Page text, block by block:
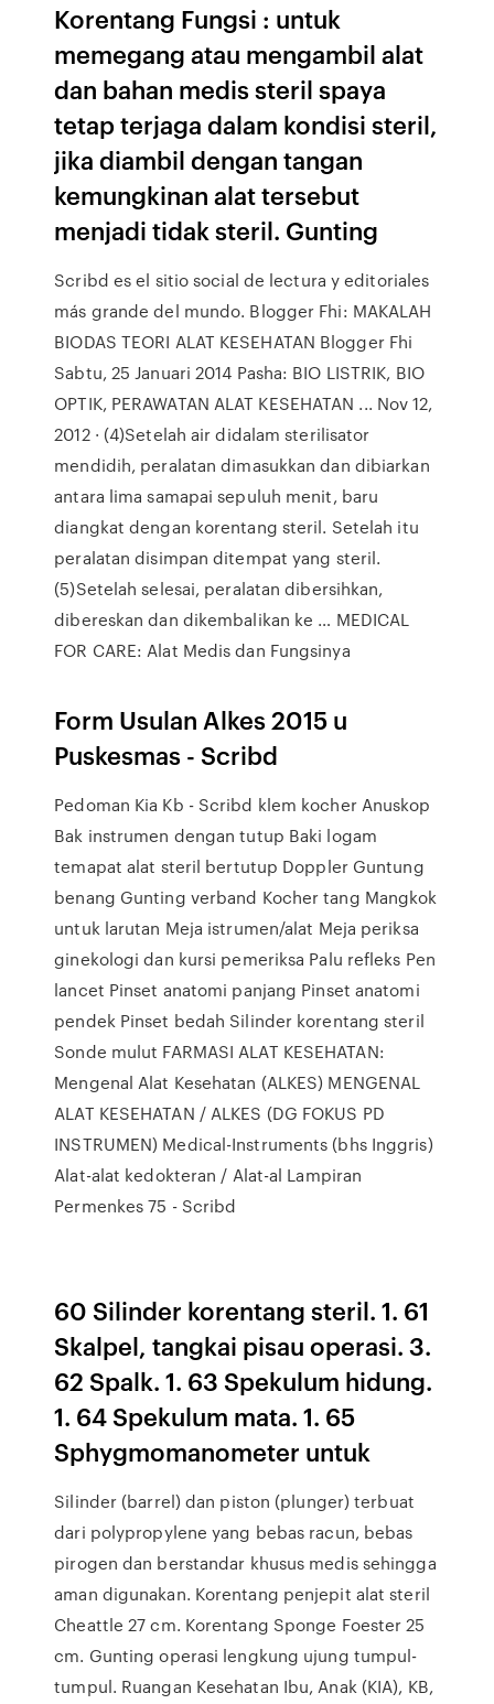
Korentang Fungsi : untuk
memegang atau mengambil alat
dan bahan medis steril spaya
tetap terjaga dalam kondisi steril,
jika diambil dengan tangan
kemungkinan alat tersebut
menjadi tidak steril. Gunting
Scribd es el sitio social de lectura y editoriales
más grande del mundo. Blogger Fhi: MAKALAH
BIODAS TEORI ALAT KESEHATAN Blogger Fhi
Sabtu, 25 Januari 2014 Pasha: BIO LISTRIK, BIO
OPTIK, PERAWATAN ALAT KESEHATAN ... Nov 12,
2012 · (4)Setelah air didalam sterilisator
mendidih, peralatan dimasukkan dan dibiarkan
antara lima samapai sepuluh menit, baru
diangkat dengan korentang steril. Setelah itu
peralatan disimpan ditempat yang steril.
(5)Setelah selesai, peralatan dibersihkan,
dibereskan dan dikembalikan ke … MEDICAL
FOR CARE: Alat Medis dan Fungsinya
Form Usulan Alkes 2015 u
Puskesmas - Scribd
Pedoman Kia Kb - Scribd klem kocher Anuskop
Bak instrumen dengan tutup Baki logam
temapat alat steril bertutup Doppler Guntung
benang Gunting verband Kocher tang Mangkok
untuk larutan Meja istrumen/alat Meja periksa
ginekologi dan kursi pemeriksa Palu refleks Pen
lancet Pinset anatomi panjang Pinset anatomi
pendek Pinset bedah Silinder korentang steril
Sonde mulut FARMASI ALAT KESEHATAN:
Mengenal Alat Kesehatan (ALKES) MENGENAL
ALAT KESEHATAN / ALKES (DG FOKUS PD
INSTRUMEN) Medical-Instruments (bhs Inggris)
Alat-alat kedokteran / Alat-al Lampiran
Permenkes 75 - Scribd
60 Silinder korentang steril. 1. 61
Skalpel, tangkai pisau operasi. 3.
62 Spalk. 1. 63 Spekulum hidung.
1. 64 Spekulum mata. 1. 65
Sphygmomanometer untuk
Silinder (barrel) dan piston (plunger) terbuat
dari polypropylene yang bebas racun, bebas
pirogen dan berstandar khusus medis sehingga
aman digunakan. Korentang penjepit alat steril
Cheattle 27 cm. Korentang Sponge Foester 25
cm. Gunting operasi lengkung ujung tumpul-
tumpul. Ruangan Kesehatan Ibu, Anak (KIA), KB,